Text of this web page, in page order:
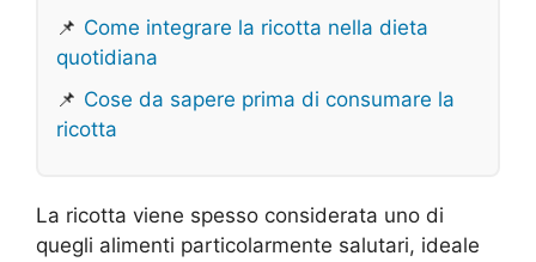
📌 Come integrare la ricotta nella dieta
quotidiana
📌 Cose da sapere prima di consumare la
ricotta
La ricotta viene spesso considerata uno di
quegli alimenti particolarmente salutari, ideale